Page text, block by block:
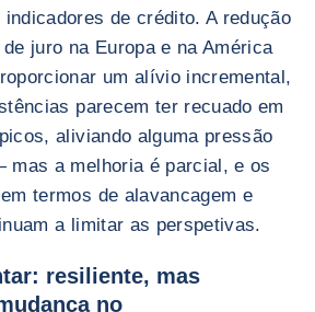
de crédito. A redução
juro na Europa e na América
um alívio incremental,
parecem ter recuado em
aliviando alguma pressão
a melhoria é parcial, e os
termos de alavancagem e
a limitar as perspetivas.
resiliente, mas
no